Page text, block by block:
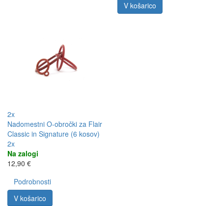
V košarico
2x
Nadomestni O-obročki za Flair
Classic in Signature (6 kosov)
2x
Na zalogi
12,90 €
Podrobnosti
V košarico